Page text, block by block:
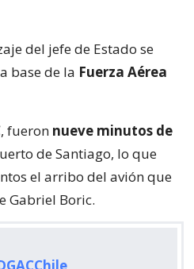
del jefe de Estado se
base de la Fuerza Aérea
, fueron nueve minutos de
de Santiago, lo que
el arribo del avión que
Gabriel Boric.